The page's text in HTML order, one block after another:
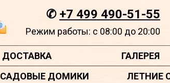
✆ +7 499 490-51-55
Режим работы: с 08:00 до 20:00
ДОСТАВКА ГАЛЕРЕЯ
САДОВЫЕ ДОМИКИ ЛЕТНИЕ